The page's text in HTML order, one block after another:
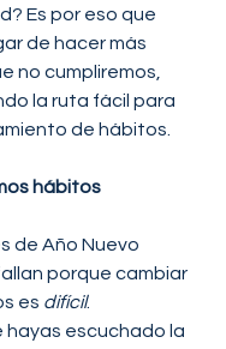
Es por eso que
de hacer más
no cumpliremos,
la ruta fácil para
de hábitos.
hábitos
de Año Nuevo
porque cambiar
es difícil.
escuchado la